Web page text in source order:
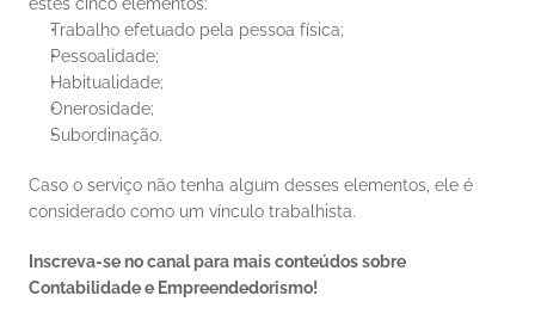
Trabalho efetuado pela pessoa física;
Pessoalidade;
Habitualidade;
Onerosidade;
Subordinação.
Caso o serviço não tenha algum desses elementos, ele é
considerado como um vínculo trabalhista.
Inscreva-se no canal para mais conteúdos sobre
Contabilidade e Empreendedorismo!